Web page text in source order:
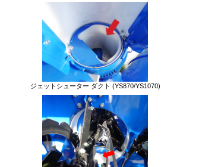
ジェットシューター ダクト (YS870/YS1070)